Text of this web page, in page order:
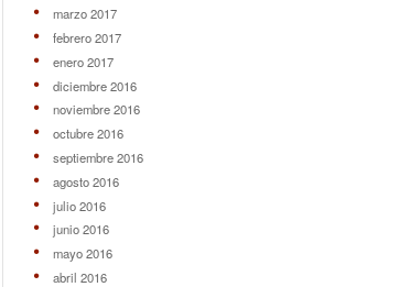
marzo 2017
febrero 2017
enero 2017
diciembre 2016
noviembre 2016
octubre 2016
septiembre 2016
agosto 2016
julio 2016
junio 2016
mayo 2016
abril 2016